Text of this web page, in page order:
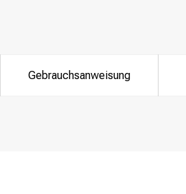
Gebrauchsanweisung